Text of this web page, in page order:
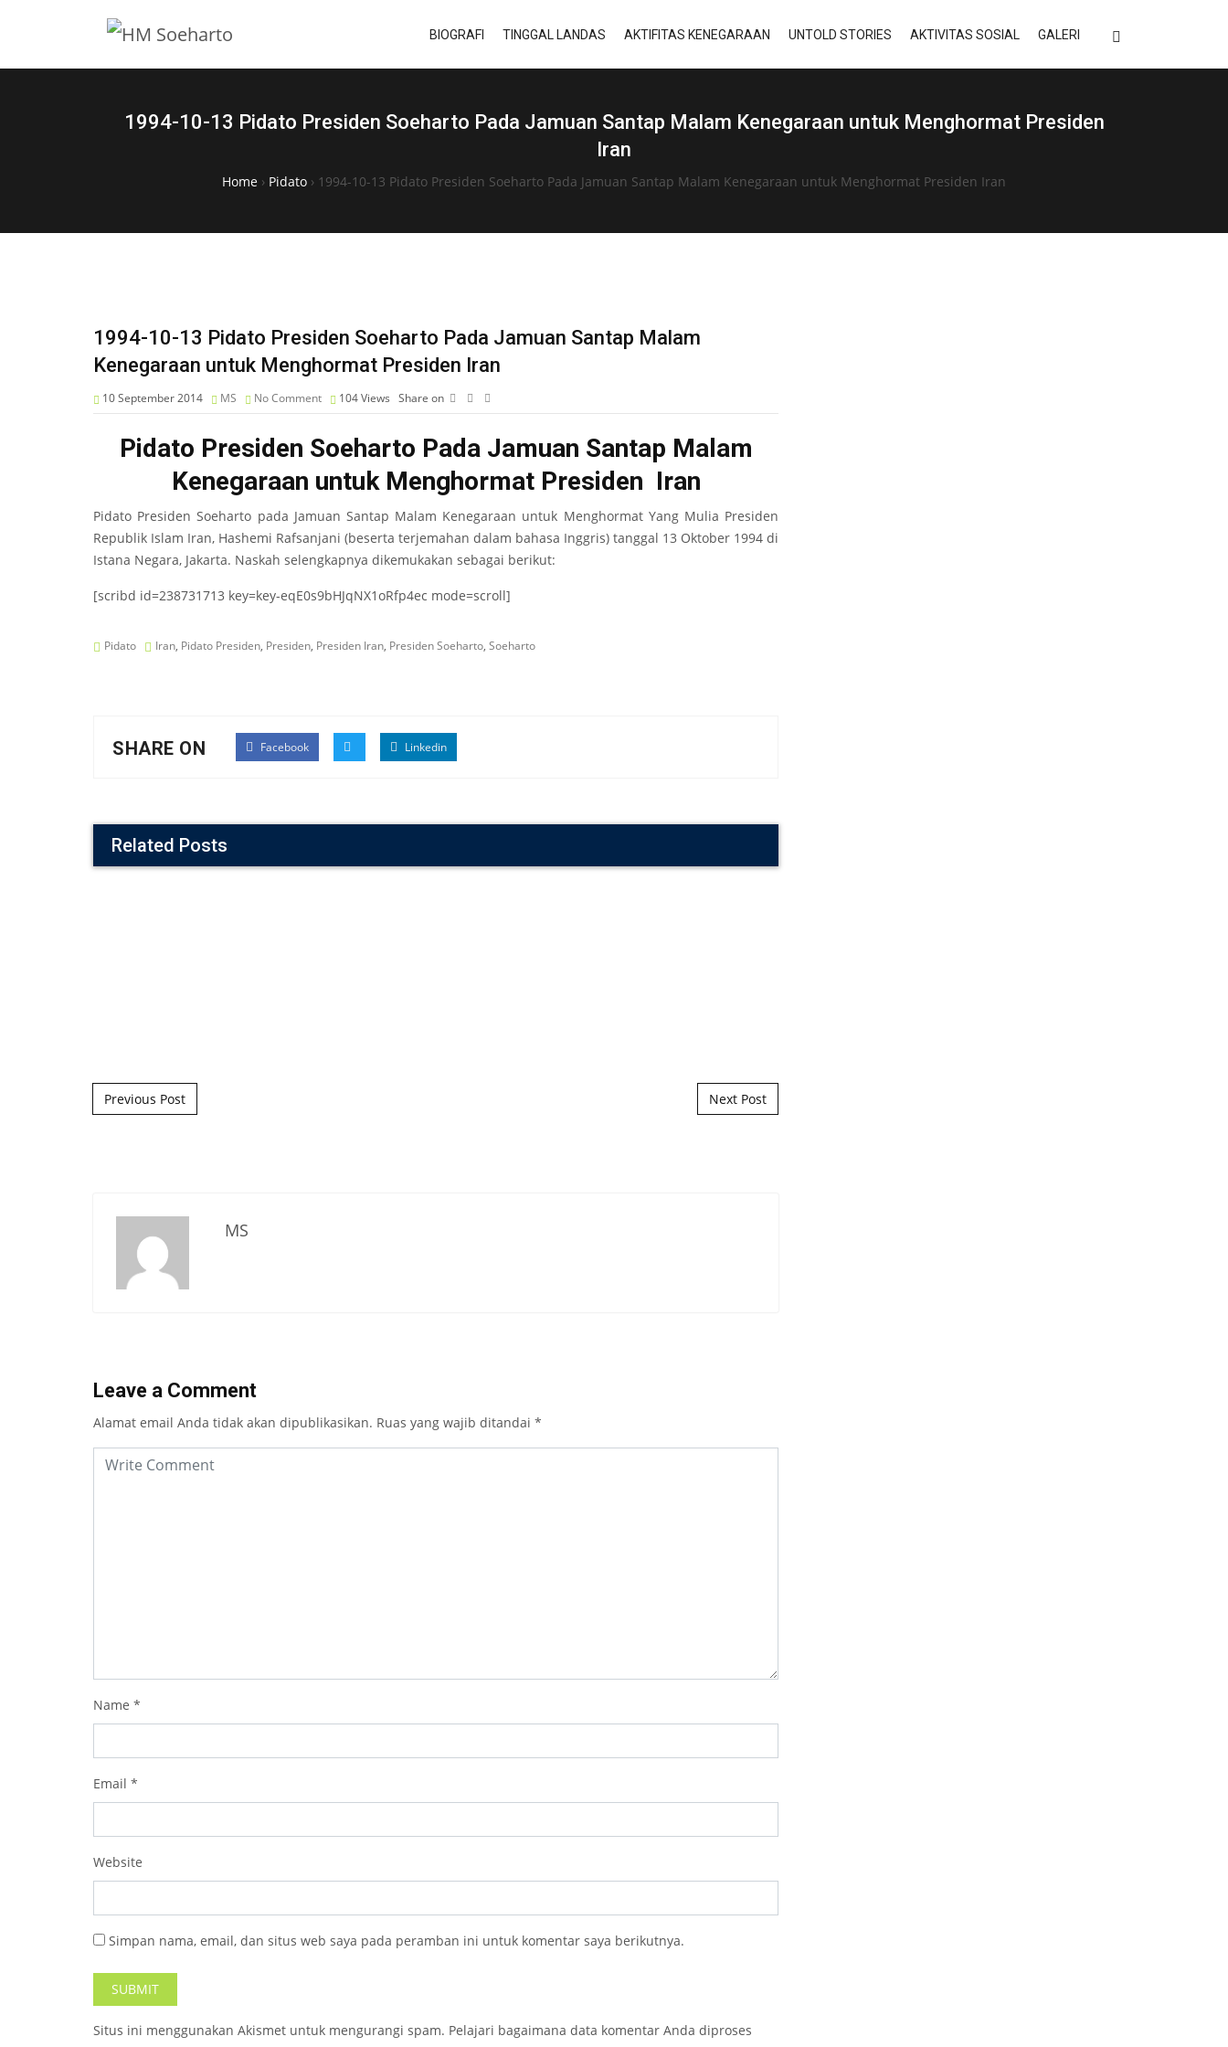
BIOGRAFI TINGGAL LANDAS AKTIFITAS KENEGARAAN UNTOLD STORIES AKTIVITAS SOSIAL GALERI
1994-10-13 Pidato Presiden Soeharto Pada Jamuan Santap Malam Kenegaraan untuk Menghormat Presiden
Iran
Home › Pidato › 1994-10-13 Pidato Presiden Soeharto Pada Jamuan Santap Malam Kenegaraan untuk Menghormat Presiden Iran
1994-10-13 Pidato Presiden Soeharto Pada Jamuan Santap Malam
Kenegaraan untuk Menghormat Presiden Iran
10 September 2014 MS No Comment 104Views Share on
Pidato Presiden Soeharto Pada Jamuan Santap Malam
Kenegaraan untuk Menghormat Presiden Iran
Pidato Presiden Soeharto pada Jamuan Santap Malam Kenegaraan untuk Menghormat Yang Mulia Presiden
Republik Islam Iran, Hashemi Rafsanjani (beserta terjemahan dalam bahasa Inggris) tanggal 13 Oktober 1994 di
Istana Negara, Jakarta. Naskah selengkapnya dikemukakan sebagai berikut:
[scribd id=238731713 key=key-eqE0s9bHJqNX1oRfp4ec mode=scroll]
Pidato Iran, Pidato Presiden, Presiden, Presiden Iran, Presiden Soeharto, Soeharto
SHARE ON Facebook Linkedin
Related Posts
Post navigation
Previous Post Next Post
MS
Leave a Comment
Alamat email Anda tidak akan dipublikasikan. Ruas yang wajib ditandai *
Name *
Email *
Website
Simpan nama, email, dan situs web saya pada peramban ini untuk komentar saya berikutnya.
Situs ini menggunakan Akismet untuk mengurangi spam. Pelajari bagaimana data komentar Anda diproses